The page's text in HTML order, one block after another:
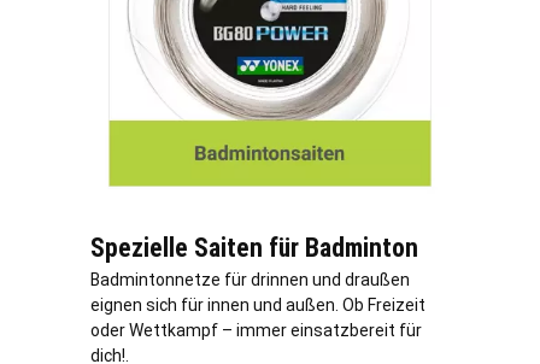
Spezielle Saiten für Badminton
Badmintonnetze für drinnen und draußen
eignen sich für innen und außen. Ob Freizeit
oder Wettkampf – immer einsatzbereit für
dich!.